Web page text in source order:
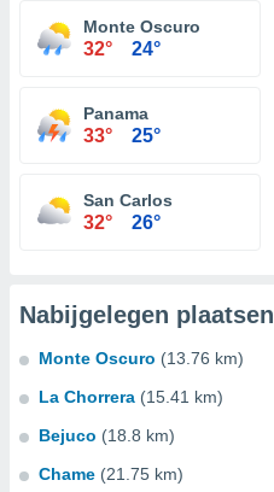
Monte Oscuro
32° 24°
Panama
33° 25°
San Carlos
32° 26°
Nabijgelegen plaatsen
Monte Oscuro (13.76 km)
La Chorrera (15.41 km)
Bejuco (18.8 km)
Chame (21.75 km)